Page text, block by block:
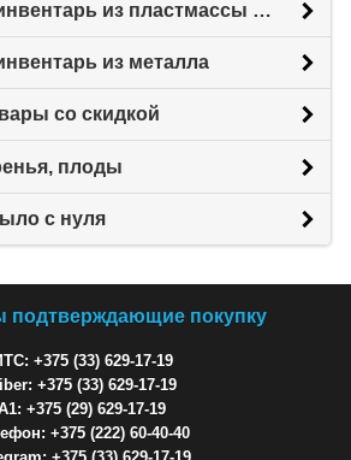
Пчеловодный инвентарь из пластмассы для пасеки
из металла
со скидкой
плоды
с нуля
подтверждающие покупку
+375 (33) 629-17-19
+375 (33) 629-17-19
+375 (29) 629-17-19
+375 (222) 60-40-40